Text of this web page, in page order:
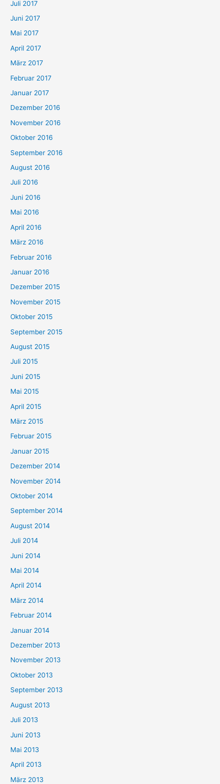
Juli 2017
Juni 2017
Mai 2017
April 2017
März 2017
Februar 2017
Januar 2017
Dezember 2016
November 2016
Oktober 2016
September 2016
August 2016
Juli 2016
Juni 2016
Mai 2016
April 2016
März 2016
Februar 2016
Januar 2016
Dezember 2015
November 2015
Oktober 2015
September 2015
August 2015
Juli 2015
Juni 2015
Mai 2015
April 2015
März 2015
Februar 2015
Januar 2015
Dezember 2014
November 2014
Oktober 2014
September 2014
August 2014
Juli 2014
Juni 2014
Mai 2014
April 2014
März 2014
Februar 2014
Januar 2014
Dezember 2013
November 2013
Oktober 2013
September 2013
August 2013
Juli 2013
Juni 2013
Mai 2013
April 2013
März 2013